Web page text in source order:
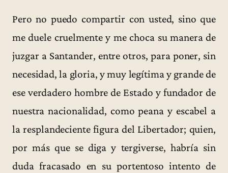
Pero no puedo compartir con usted, sino que
me duele cruelmente y me choca su manera de
juzgar a Santander, entre otros, para poner, sin
necesidad, la gloria, y muy legítima y grande de
ese verdadero hombre de Estado y fundador de
nuestra nacionalidad, como peana y escabel a
la resplandeciente figura del Libertador; quien,
por más que se diga y tergiverse, habría sin
duda fracasado en su portentoso intento de